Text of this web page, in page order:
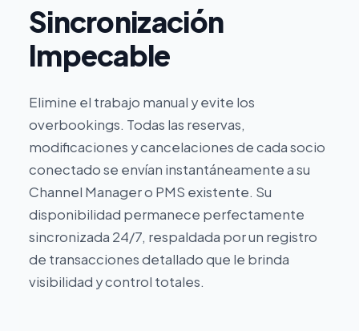
Sincronización
Impecable
Elimine el trabajo manual y evite los
overbookings. Todas las reservas,
modificaciones y cancelaciones de cada socio
conectado se envían instantáneamente a su
Channel Manager o PMS existente. Su
disponibilidad permanece perfectamente
sincronizada 24/7, respaldada por un registro
de transacciones detallado que le brinda
visibilidad y control totales.